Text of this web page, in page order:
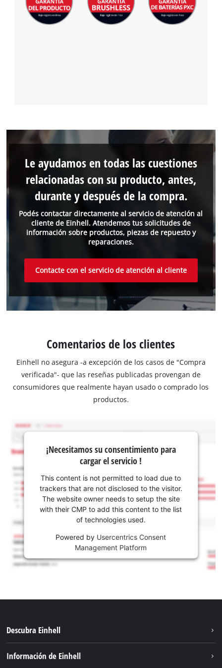
Podés contactar directamente al servicio de atención al
cliente de Einhell. Atendemos tus solicitudes de
información sobre productos, piezas de repuesto y
reparaciones.
Le ayudamos en todas las cuestiones
relacionadas con su producto, antes,
durante y después de la compra.
Contacte con el servicio de atención al cliente
Comentarios de los clientes
Einhell no asegura -a excepción de los casos de "Compra
verificada"- que las reseñas publicadas provengan de
consumidores que realmente hayan usado o comprado los
productos.
¡Necesitamos su consentimiento para
cargar el servicio !
This content is not permitted to load due to
trackers that are not disclosed to the visitor.
The website owner needs to setup the site
with their CMP to add this content to the list
of technologies used.
Powered by Usercentrics Consent
Management Platform
Descubra Einhell
Información de Einhell